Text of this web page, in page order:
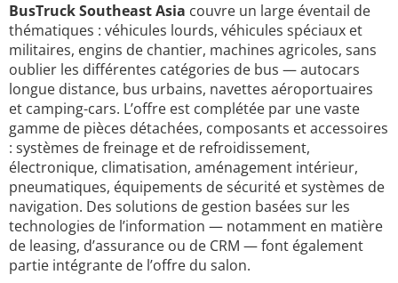
BusTruck Southeast Asia couvre un large éventail de
thématiques : véhicules lourds, véhicules spéciaux et
militaires, engins de chantier, machines agricoles, sans
oublier les différentes catégories de bus — autocars
longue distance, bus urbains, navettes aéroportuaires
et camping-cars. L’offre est complétée par une vaste
gamme de pièces détachées, composants et accessoires
: systèmes de freinage et de refroidissement,
électronique, climatisation, aménagement intérieur,
pneumatiques, équipements de sécurité et systèmes de
navigation. Des solutions de gestion basées sur les
technologies de l’information — notamment en matière
de leasing, d’assurance ou de CRM — font également
partie intégrante de l’offre du salon.